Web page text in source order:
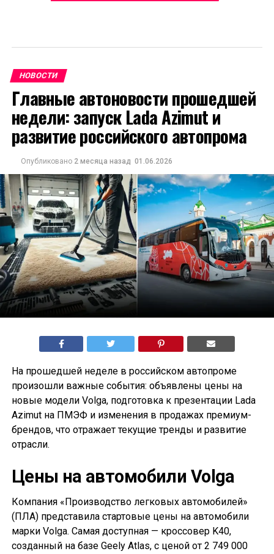
НОВОСТИ
Главные автоновости прошедшей
недели: запуск Lada Azimut и
развитие российского автопрома
Опубликовано 2 месяца назад 01.06.2026
На прошедшей неделе в российском автопроме
произошли важные события: объявлены цены на
новые модели Volga, подготовка к презентации Lada
Azimut на ПМЭФ и изменения в продажах премиум-
брендов, что отражает текущие тренды и развитие
отрасли.
Цены на автомобили Volga
Компания «Производство легковых автомобилей»
(ПЛА) представила стартовые цены на автомобили
марки Volga. Самая доступная — кроссовер K40,
созданный на базе Geely Atlas, с ценой от 2 749 000